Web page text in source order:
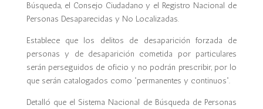
Búsqueda, el Consejo Ciudadano y el Registro Nacional de
Personas Desaparecidas y No Localizadas.
Establece que los delitos de desaparición forzada de
personas y de desaparición cometida por particulares
serán perseguidos de oficio y no podrán prescribir, por lo
que serán catalogados como “permanentes y continuos”.
Detalló que el Sistema Nacional de Búsqueda de Personas